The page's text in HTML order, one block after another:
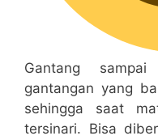
Gantang
gantangan yang
sehingga saat
tersinari. Bisa